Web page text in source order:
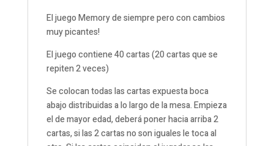
El juego Memory de siempre pero con cambios
muy picantes!
El juego contiene 40 cartas (20 cartas que se
repiten 2 veces)
Se colocan todas las cartas expuesta boca
abajo distribuidas a lo largo de la mesa. Empieza
el de mayor edad, deberá poner hacia arriba 2
cartas, si las 2 cartas no son iguales le toca al